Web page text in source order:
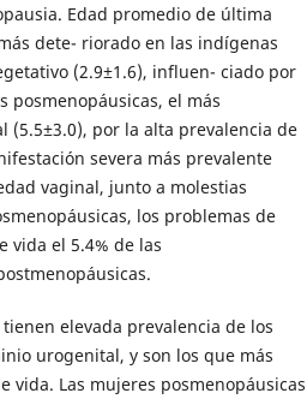
Edad promedio de última
dete- riorado en las indígenas
(2.9±1.6), influen- ciado por
posmenopáusicas, el más
por la alta prevalencia de
severa más prevalente
vaginal, junto a molestias
los problemas de
vida el 5.4% de las
elevada prevalencia de los
urogenital, y son los que más
Las mujeres posmenopáusicas